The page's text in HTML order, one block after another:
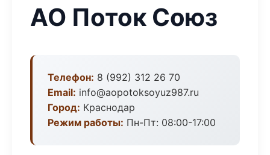
АО Поток Союз
Телефон: 8 (992) 312 26 70
Email: info@aopotoksoyuz987.ru
Город: Краснодар
Режим работы: Пн-Пт: 08:00-17:00